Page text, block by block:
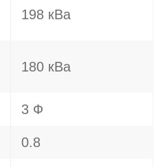
198 кВа
180 кВа
3 Ф
0.8